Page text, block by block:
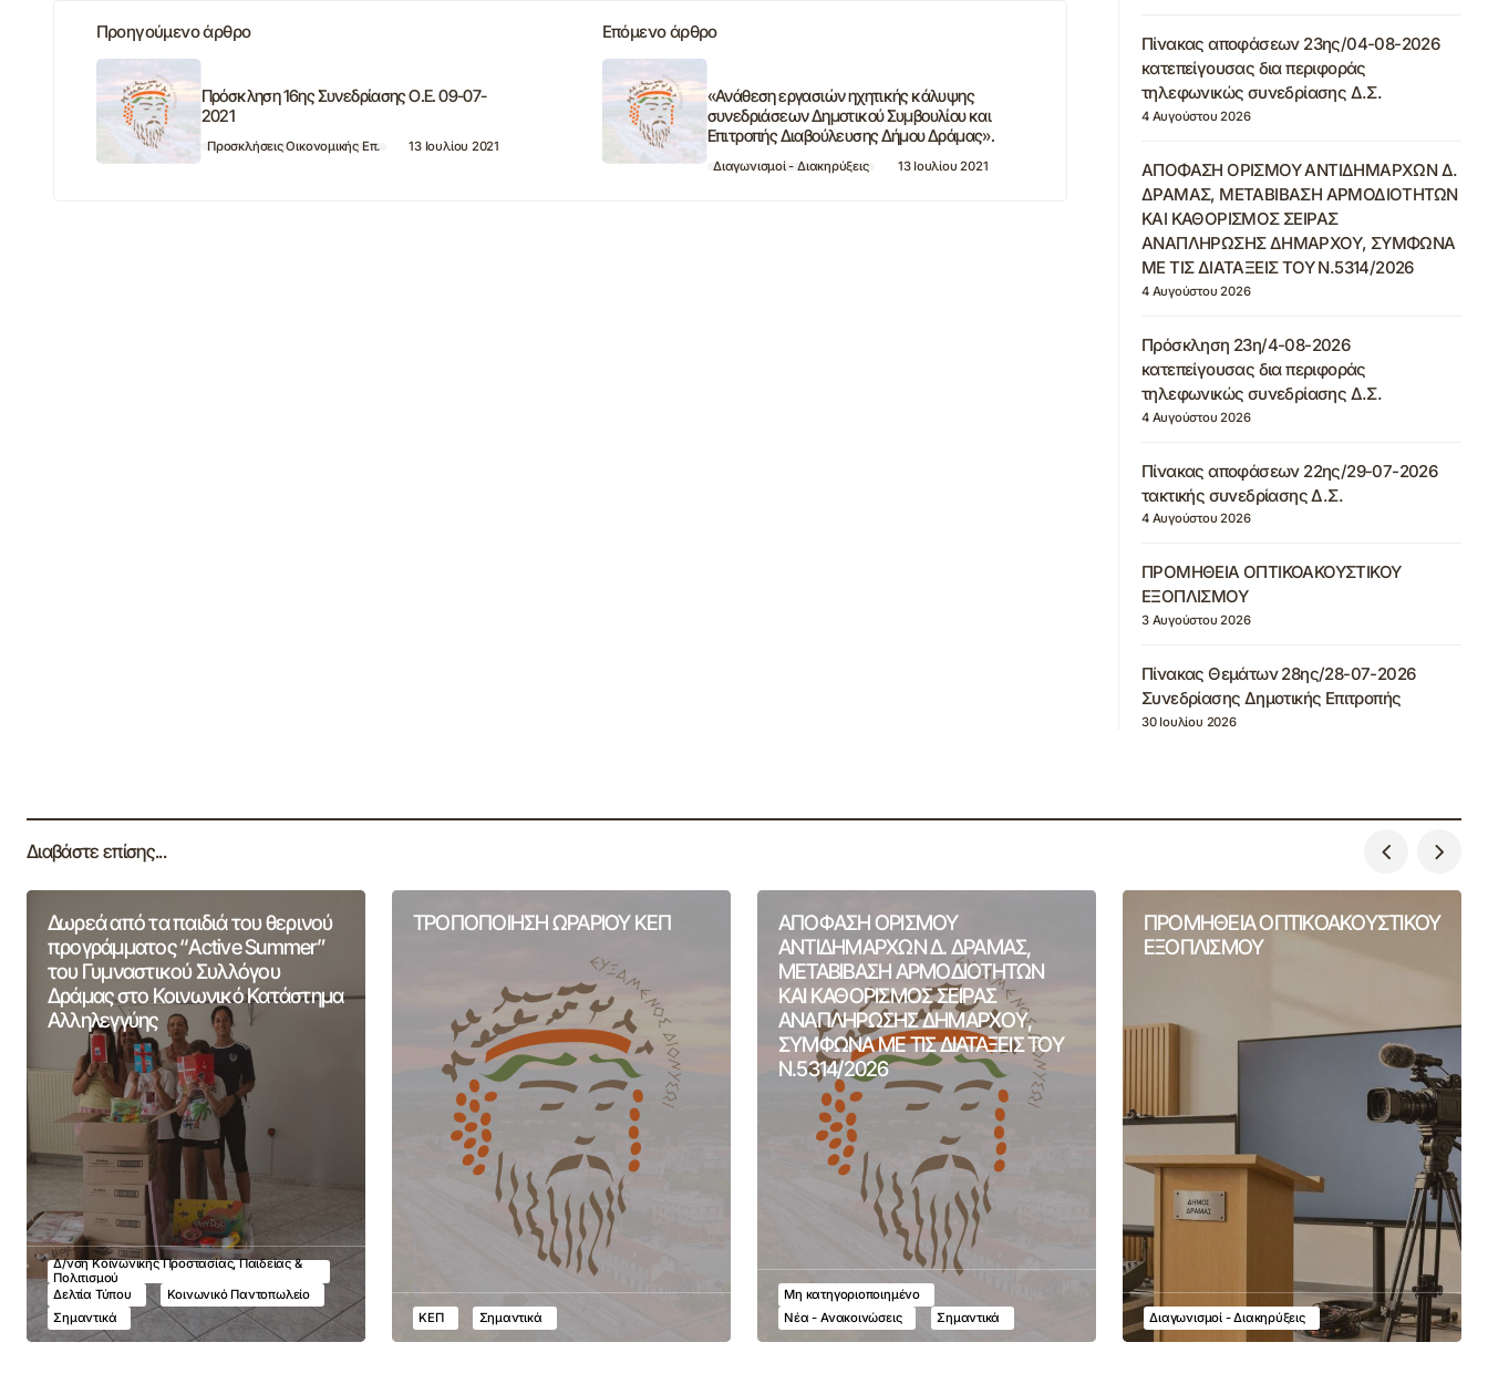
Προηγούμενο άρθρο
Πρόσκληση 16ης Συνεδρίασης Ο.Ε. 09-07-
2021
Προσκλήσεις Οικονομικής Επ. 13 Ιουλίου 2021
Επόμενο άρθρο
«Ανάθεση εργασιών ηχητικής κάλυψης
συνεδριάσεων Δημοτικού Συμβουλίου και
Επιτροπής Διαβούλευσης Δήμου Δράμας».
Διαγωνισμοί - Διακηρύξεις 13 Ιουλίου 2021
Πίνακας αποφάσεων 23ης/04-08-2026
κατεπείγουσας δια περιφοράς
τηλεφωνικώς συνεδρίασης Δ.Σ.
4 Αυγούστου 2026
ΑΠΟΦΑΣΗ ΟΡΙΣΜΟΥ ΑΝΤΙΔΗΜΑΡΧΩΝ Δ.
ΔΡΑΜΑΣ, ΜΕΤΑΒΙΒΑΣΗ ΑΡΜΟΔΙΟΤΗΤΩΝ
ΚΑΙ ΚΑΘΟΡΙΣΜΟΣ ΣΕΙΡΑΣ
ΑΝΑΠΛΗΡΩΣΗΣ ΔΗΜΑΡΧΟΥ, ΣΥΜΦΩΝΑ
ΜΕ ΤΙΣ ΔΙΑΤΑΞΕΙΣ ΤΟΥ Ν.5314/2026
4 Αυγούστου 2026
Πρόσκληση 23η/4-08-2026
κατεπείγουσας δια περιφοράς
τηλεφωνικώς συνεδρίασης Δ.Σ.
4 Αυγούστου 2026
Πίνακας αποφάσεων 22ης/29-07-2026
τακτικής συνεδρίασης Δ.Σ.
4 Αυγούστου 2026
ΠΡΟΜΗΘΕΙΑ ΟΠΤΙΚΟΑΚΟΥΣΤΙΚΟΥ
ΕΞΟΠΛΙΣΜΟΥ
3 Αυγούστου 2026
Πίνακας Θεμάτων 28ης/28-07-2026
Συνεδρίασης Δημοτικής Επιτροπής
30 Ιουλίου 2026
Διαβάστε επίσης...
Δωρεά από τα παιδιά του θερινού
προγράμματος “Active Summer”
του Γυμναστικού Συλλόγου
Δράμας στο Κοινωνικό Κατάστημα
Αλληλεγγύης
Δ/νση Κοινωνικής Προστασίας, Παιδείας &
Πολιτισμού
Δελτία Τύπου
Κοινωνικό Παντοπωλείο
Σημαντικά
ΤΡΟΠΟΠΟΙΗΣΗ ΩΡΑΡΙΟΥ ΚΕΠ
ΚΕΠ Σημαντικά
ΑΠΟΦΑΣΗ ΟΡΙΣΜΟΥ
ΑΝΤΙΔΗΜΑΡΧΩΝ Δ. ΔΡΑΜΑΣ,
ΜΕΤΑΒΙΒΑΣΗ ΑΡΜΟΔΙΟΤΗΤΩΝ
ΚΑΙ ΚΑΘΟΡΙΣΜΟΣ ΣΕΙΡΑΣ
ΑΝΑΠΛΗΡΩΣΗΣ ΔΗΜΑΡΧΟΥ,
ΣΥΜΦΩΝΑ ΜΕ ΤΙΣ ΔΙΑΤΑΞΕΙΣ ΤΟΥ
Ν.5314/2026
Μη κατηγοριοποιημένο
Νέα - Ανακοινώσεις
Σημαντικά
ΠΡΟΜΗΘΕΙΑ ΟΠΤΙΚΟΑΚΟΥΣΤΙΚΟΥ
ΕΞΟΠΛΙΣΜΟΥ
Διαγωνισμοί - Διακηρύξεις